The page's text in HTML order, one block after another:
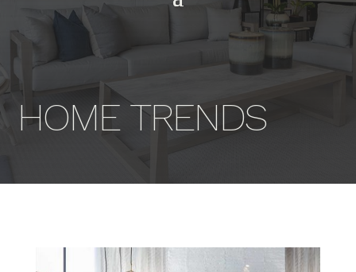
HOME TRENDS